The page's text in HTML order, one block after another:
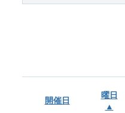
開催日
曜日
▲